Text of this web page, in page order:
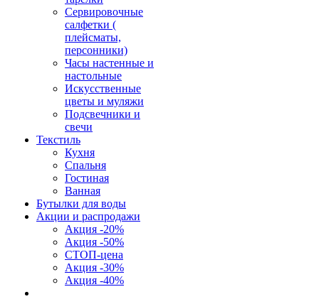
Сервировочные
салфетки (
плейсматы,
персонники)
Часы настенные и
настольные
Искусственные
цветы и муляжи
Подсвечники и
свечи
Текстиль
Кухня
Спальня
Гостиная
Ванная
Бутылки для воды
Акции и распродажи
Акция -20%
Акция -50%
СТОП-цена
Акция -30%
Акция -40%